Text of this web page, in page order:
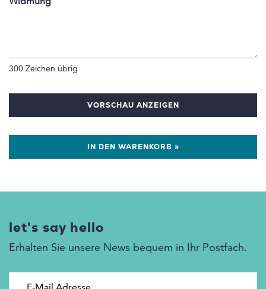
300 Zeichen übrig
VORSCHAU ANZEIGEN
IN DEN WARENKORB »
let's say hello
Erhalten Sie unsere News bequem in Ihr Postfach.